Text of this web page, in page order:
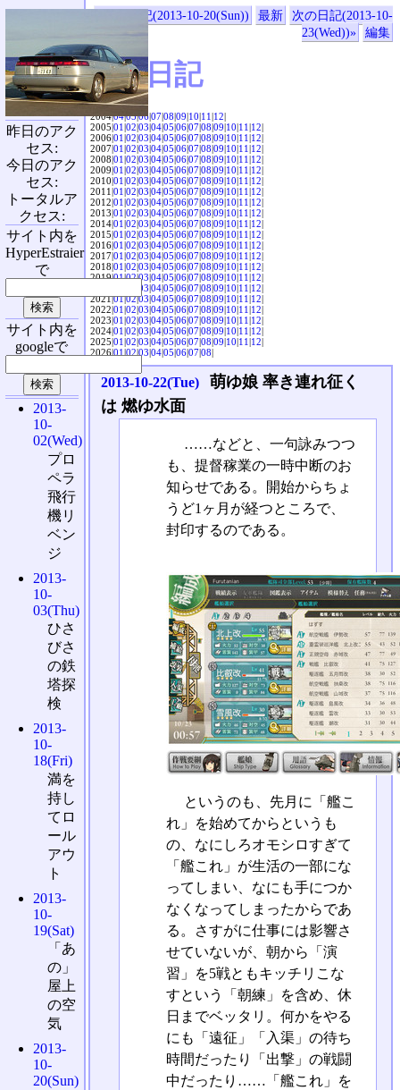
«前の日記(2013-10-20(Sun)) 最新
次の日記(2013-10-
23(Wed))»
編集
SVX日記
2004|04|05|06|07|08|09|10|11|12|
2005|01|02|03|04|05|06|07|08|09|10|11|12|
2006|01|02|03|04|05|06|07|08|09|10|11|12|
2007|01|02|03|04|05|06|07|08|09|10|11|12|
2008|01|02|03|04|05|06|07|08|09|10|11|12|
2009|01|02|03|04|05|06|07|08|09|10|11|12|
2010|01|02|03|04|05|06|07|08|09|10|11|12|
2011|01|02|03|04|05|06|07|08|09|10|11|12|
2012|01|02|03|04|05|06|07|08|09|10|11|12|
2013|01|02|03|04|05|06|07|08|09|10|11|12|
2014|01|02|03|04|05|06|07|08|09|10|11|12|
2015|01|02|03|04|05|06|07|08|09|10|11|12|
2016|01|02|03|04|05|06|07|08|09|10|11|12|
2017|01|02|03|04|05|06|07|08|09|10|11|12|
2018|01|02|03|04|05|06|07|08|09|10|11|12|
2019|01|02|03|04|05|06|07|08|09|10|11|12|
03|04|05|06|07|08|09|10|11|12|
2021|01|02|03|04|05|06|07|08|09|10|11|12|
2022|01|02|03|04|05|06|07|08|09|10|11|12|
2023|01|02|03|04|05|06|07|08|09|10|11|12|
2024|01|02|03|04|05|06|07|08|09|10|11|12|
2025|01|02|03|04|05|06|07|08|09|10|11|12|
2026|01|02|03|04|05|06|07|08|
2013-10-22(Tue)
萌ゆ娘 率き連れ征く
は 燃ゆ水面
……などと、一句詠みつつ
も、提督稼業の一時中断のお
知らせである。開始からちょ
うど1ヶ月が経つところで、
封印するのである。
というのも、先月に「艦こ
れ」を始めてからというも
の、なにしろオモシロすぎて
「艦これ」が生活の一部にな
ってしまい、なにも手につか
なくなってしまったからであ
る。さすがに仕事には影響さ
せていないが、朝から「演
習」を5戦ともキッチリこな
すという「朝練」を含め、休
日までベッタリ。何かをやる
にも「遠征」「入渠」の待ち
時間だったり「出撃」の戦闘
中だったり……「艦これ」を
昨日のアク
セス:
今日のアク
セス:
トータルア
クセス:
サイト内を
HyperEstraier
で
サイト内を
googleで
2013-
10-
02(Wed)
プロ
ペラ
飛行
機リ
ベン
ジ
2013-
10-
03(Thu)
ひさ
びさ
の鉄
塔探
検
2013-
10-
18(Fri)
満を
持し
てロ
ール
アウ
ト
2013-
10-
19(Sat)
「あ
の」
屋上
の空
気
2013-
10-
20(Sun)